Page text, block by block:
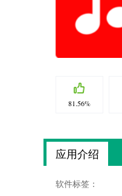
81.56%
应用介绍
软件标签：